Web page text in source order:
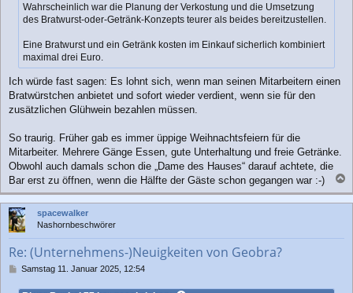
Wahrscheinlich war die Planung der Verkostung und die Umsetzung
des Bratwurst-oder-Getränk-Konzepts teurer als beides bereitzustellen.
Eine Bratwurst und ein Getränk kosten im Einkauf sicherlich kombiniert
maximal drei Euro.
Ich würde fast sagen: Es lohnt sich, wenn man seinen Mitarbeitern einen
Bratwürstchen anbietet und sofort wieder verdient, wenn sie für den
zusätzlichen Glühwein bezahlen müssen.
So traurig. Früher gab es immer üppige Weihnachtsfeiern für die
Mitarbeiter. Mehrere Gänge Essen, gute Unterhaltung und freie Getränke.
Obwohl auch damals schon die „Dame des Hauses“ darauf achtete, die
Bar erst zu öffnen, wenn die Hälfte der Gäste schon gegangen war :-)
a
c
spacewalker
Nashornbeschwörer
Re: (Unternehmens-)Neuigkeiten von Geobra?
BSamstag 11. Januar 2025, 12:54